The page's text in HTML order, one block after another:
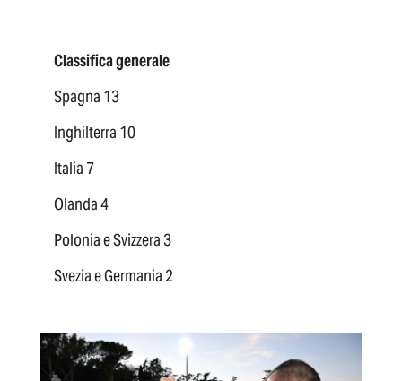
Classifica generale
Spagna 13
Inghilterra 10
Italia 7
Olanda 4
Polonia e Svizzera 3
Svezia e Germania 2